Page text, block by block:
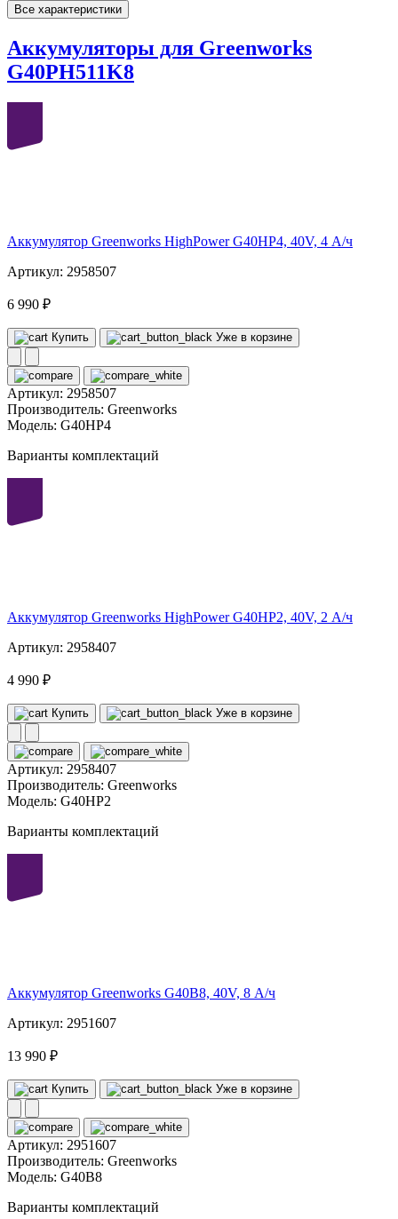
Все характеристики
Аккумуляторы для Greenworks
G40PH511K8
Аккумулятор Greenworks HighPower G40HP4, 40V, 4 А/ч
Артикул: 2958507
6 990 ₽
Купить Уже в корзине
Артикул: 2958507
Производитель: Greenworks
Модель: G40HP4
Варианты комплектаций
Аккумулятор Greenworks HighPower G40HP2, 40V, 2 А/ч
Артикул: 2958407
4 990 ₽
Купить Уже в корзине
Артикул: 2958407
Производитель: Greenworks
Модель: G40HP2
Варианты комплектаций
Аккумулятор Greenworks G40B8, 40V, 8 А/ч
Артикул: 2951607
13 990 ₽
Купить Уже в корзине
Артикул: 2951607
Производитель: Greenworks
Модель: G40B8
Варианты комплектаций